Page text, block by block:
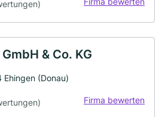
& Co. KG
(Donau)
Firma bewerten